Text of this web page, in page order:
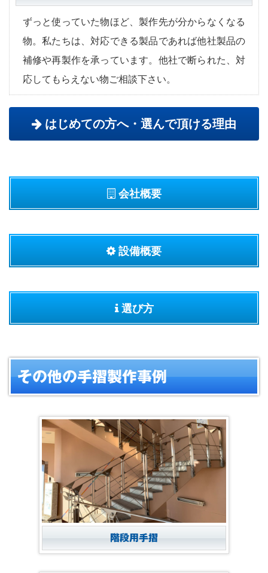
ずっと使っていた物ほど、製作先が分からなくなる
物。私たちは、対応できる製品であれば他社製品の
補修や再製作を承っています。他社で断られた、対
応してもらえない物ご相談下さい。
はじめての方へ・選んで頂ける理由
会社概要
設備概要
選び方
その他の手摺製作事例
階段用手摺